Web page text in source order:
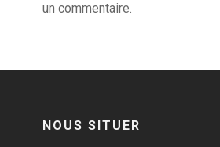
un commentaire.
NOUS SITUER